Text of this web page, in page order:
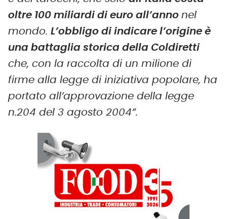
oltre 100 miliardi di euro all’anno nel
mondo. L’obbligo di indicare l’origine è
una battaglia storica della Coldiretti
che, con la raccolta di un milione di
firme alla legge di iniziativa popolare, ha
portato all’approvazione della legge
n.204 del 3 agosto 2004”.